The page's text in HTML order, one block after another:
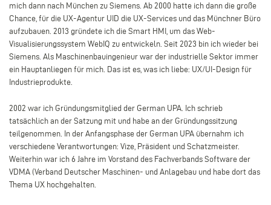
mich dann nach München zu Siemens. Ab 2000 hatte ich dann die große
Chance, für die UX-Agentur UID die UX-Services und das Münchner Büro
aufzubauen. 2013 gründete ich die Smart HMI, um das Web-
Visualisierungssystem WebIQ zu entwickeln. Seit 2023 bin ich wieder bei
Siemens. Als Maschinenbauingenieur war der industrielle Sektor immer
ein Hauptanliegen für mich. Das ist es, was ich liebe: UX/UI-Design für
Industrieprodukte.
2002 war ich Gründungsmitglied der German UPA. Ich schrieb
tatsächlich an der Satzung mit und habe an der Gründungssitzung
teilgenommen. In der Anfangsphase der German UPA übernahm ich
verschiedene Verantwortungen: Vize, Präsident und Schatzmeister.
Weiterhin war ich 6 Jahre im Vorstand des Fachverbands Software der
VDMA (Verband Deutscher Maschinen- und Anlagebau und habe dort das
Thema UX hochgehalten.